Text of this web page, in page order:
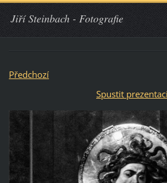
Jiří Steinbach - Fotografie
Předchozí
Spustit prezentaci